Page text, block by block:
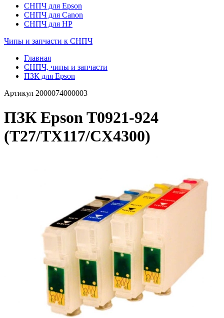
СНПЧ для Epson
СНПЧ для Canon
СНПЧ для HP
Чипы и запчасти к СНПЧ
Главная
СНПЧ, чипы и запчасти
ПЗК для Epson
Артикул 2000074000003
ПЗК Epson T0921-924
(T27/TX117/CX4300)